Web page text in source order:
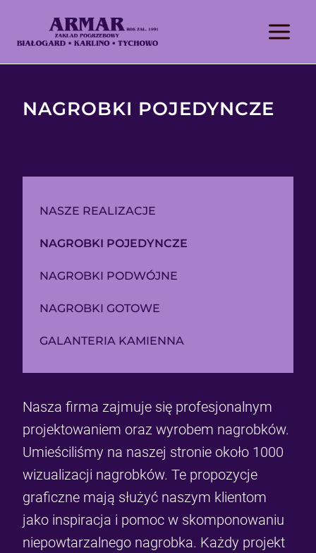
NAGROBKI POJEDYNCZE
NASZE REALIZACJE
NAGROBKI POJEDYNCZE
NAGROBKI PODWÓJNE
NAGROBKI GOTOWE
GALANTERIA KAMIENNA
Nasza firma zajmuje się profesjonalnym
projektowaniem oraz wyrobem nagrobków.
Umieściliśmy na naszej stronie około 1000
wizualizacji nagrobków. Te propozycje
graficzne mają służyć naszym klientom
jako inspiracja i pomoc w skomponowaniu
niepowtarzalnego nagrobka. Każdy projekt